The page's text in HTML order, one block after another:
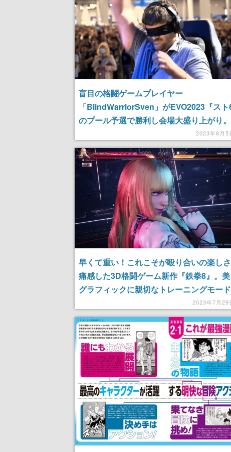
盲目の格闘ゲームプレイヤー
「BlindWarriorSven」がEVO2023『スト
のプール予選で勝利し会場大盛り上がり
ンドアクセシビリティ機能を利用しエド
本田が対空とコンボを華麗に決める
2023年8月5
早くて重い！これこそが殴り合いの楽し
痛感した3D格闘ゲーム新作『鉄拳8』。
グラフィックに親切なトレーニングモー
ど、進化した格闘ゲームの歴史をお見逃
2023年7月29